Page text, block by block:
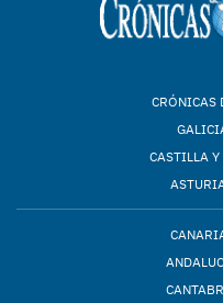
CRÓNICAS
CASTILLA Y